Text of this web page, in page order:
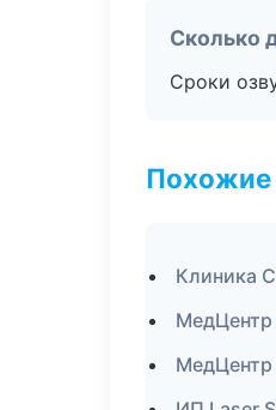
Сколько
Сроки
Похожие
Клиника
МедЦентр